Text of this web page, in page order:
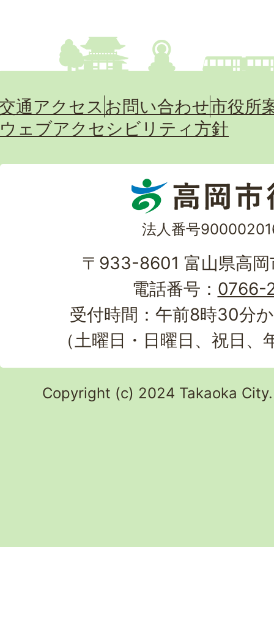
通アクセス お問い合わせ市役所
ウェブアクセシビリティ方針
法人番号
〒933-8601 富山県高
電話番号： 0766-
受付時間：午前8時30分
（土曜日・日曜日、祝日
Copyright (c) 2024 Takaoka